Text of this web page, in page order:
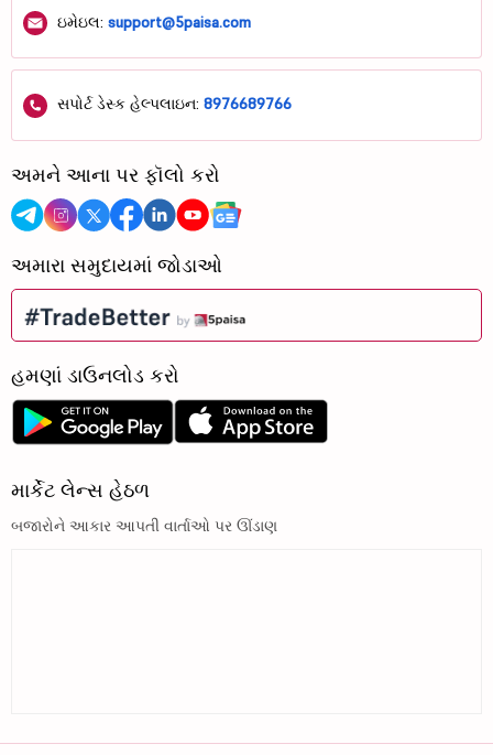
ઇમેઇલ: support@5paisa.com
સપોર્ટ ડેસ્ક હેલ્પલાઇન: 8976689766
અમને આના પર ફૉલો કરો
અમારા સમુદાયમાં જોડાઓ
હમણાં ડાઉનલોડ કરો
માર્કેટ લેન્સ હેઠળ
બજારોને આકાર આપતી વાર્તાઓ પર ઊંડાણ